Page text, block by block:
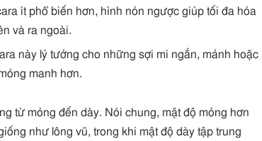
ít phổ biến hơn, hình nón ngược giúp tối đa hóa
và ra ngoài.
này lý tưởng cho những sợi mi ngắn, mảnh hoặc
manh hơn.
từ mỏng đến dày. Nói chung, mật độ mỏng hơn
như lông vũ, trong khi mật độ dày tập trung